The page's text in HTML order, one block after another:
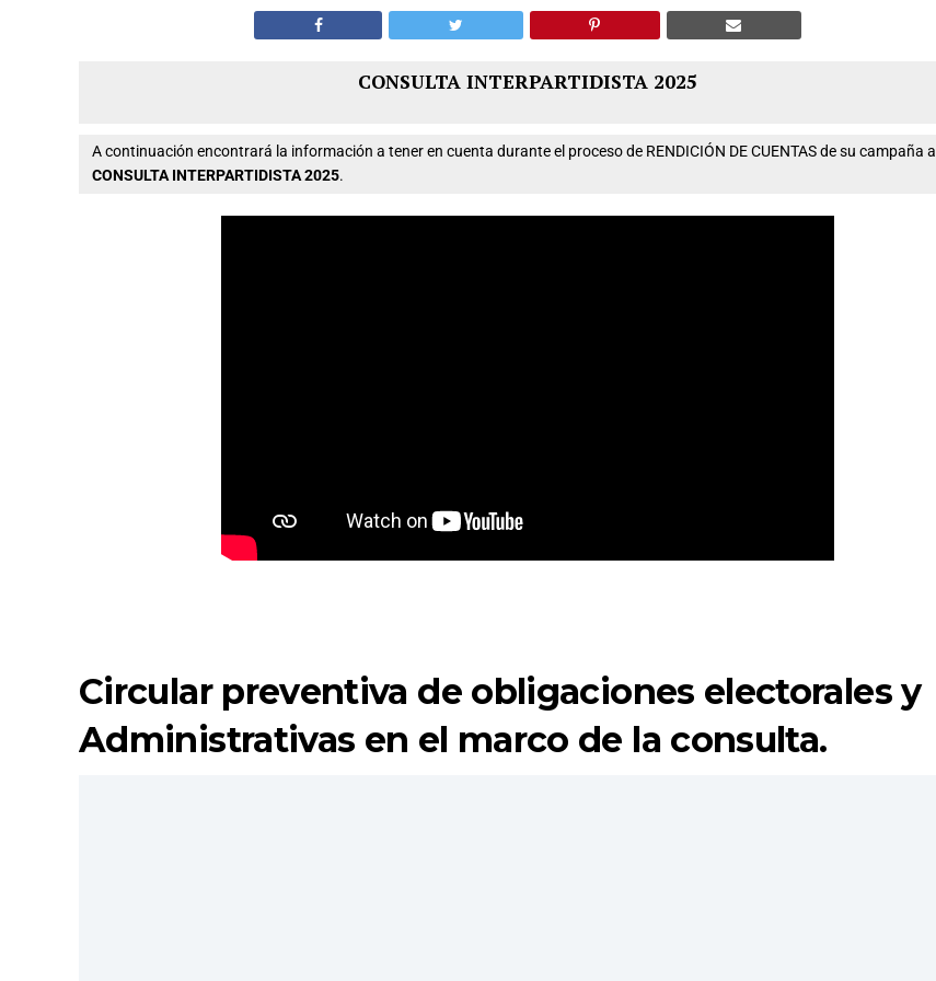
CONSULTA INTERPARTIDISTA 2025
A continuación encontrará la información a tener en cuenta durante el proceso de RENDICIÓN DE CUENTAS de su campaña a
CONSULTA INTERPARTIDISTA 2025.
Circular preventiva de obligaciones electorales y
Administrativas en el marco de la consulta.